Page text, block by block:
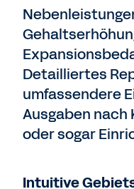
Detailliertes
umfassendere
Ausgaben
oder sogar
Intuitive